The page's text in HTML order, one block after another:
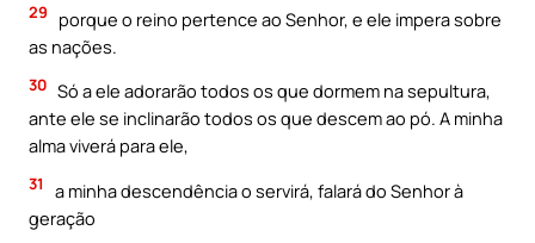
29
porque o reino pertence ao Senhor, e ele impera sobre
as nações.
30 Só a ele adorarão todos os que dormem na sepultura,
ante ele se inclinarão todos os que descem ao pó. A minha
alma viverá para ele,
31
a minha descendência o servirá, falará do Senhor à
geração